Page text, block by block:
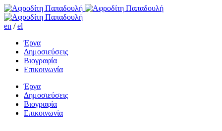
en /el
Έργα
Δημοσιεύσεις
Βιογραφία
Επικοινωνία
Έργα
Δημοσιεύσεις
Βιογραφία
Επικοινωνία